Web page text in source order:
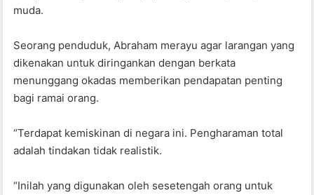
muda.
Seorang penduduk, Abraham merayu agar larangan yang
dikenakan untuk diringankan dengan berkata
menunggang okadas memberikan pendapatan penting
bagi ramai orang.
“Terdapat kemiskinan di negara ini. Pengharaman total
adalah tindakan tidak realistik.
“Inilah yang digunakan oleh sesetengah orang untuk